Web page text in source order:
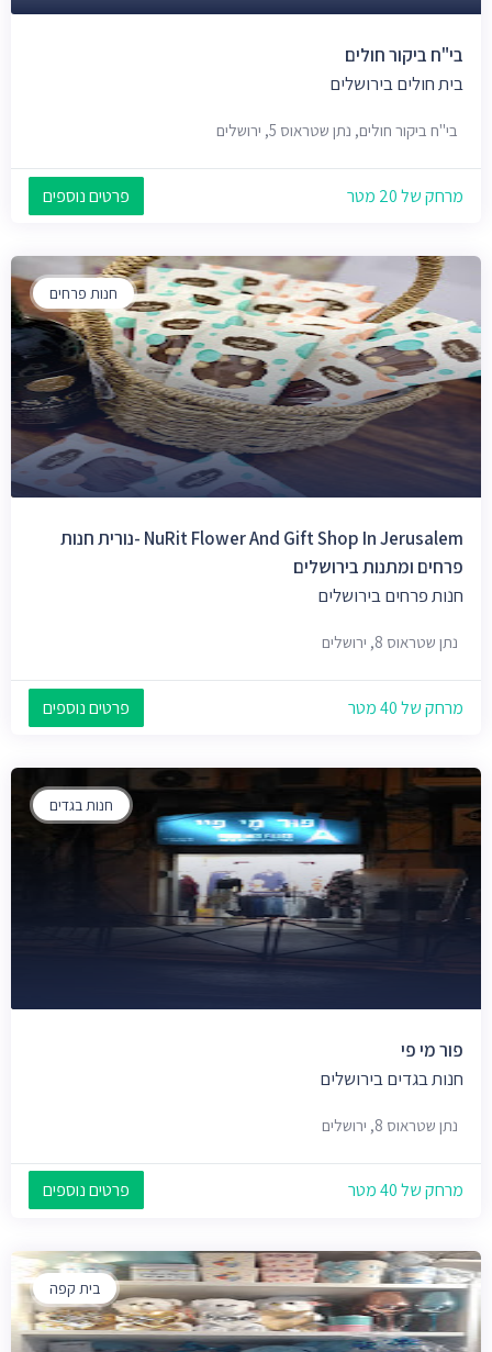
בי"ח ביקור חולים
בית חולים בירושלים
בי"ח ביקור חולים, נתן שטראוס 5, ירושלים
מרחק של 20 מטר פרטים נוספים
חנות פרחים
NuRit Flower And Gift Shop In Jerusalem -נורית חנות
פרחים ומתנות בירושלים
חנות פרחים בירושלים
נתן שטראוס 8, ירושלים
מרחק של 40 מטר פרטים נוספים
חנות בגדים
פור מי פי
חנות בגדים בירושלים
נתן שטראוס 8, ירושלים
מרחק של 40 מטר פרטים נוספים
בית קפה